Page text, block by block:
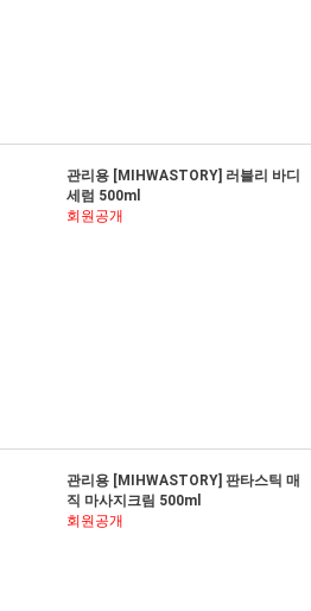
관리용 [MIHWASTORY] 러블리 바디
세럼 500ml
회원공개
관리용 [MIHWASTORY] 판타스틱 매
직 마사지크림 500ml
회원공개